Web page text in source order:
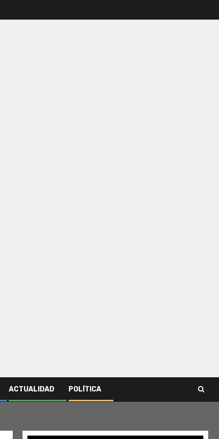
ACTUALIDAD POLÍTICA